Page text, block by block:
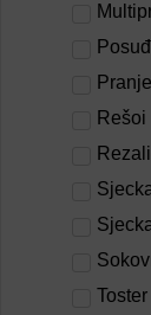
Rešoi
Toster